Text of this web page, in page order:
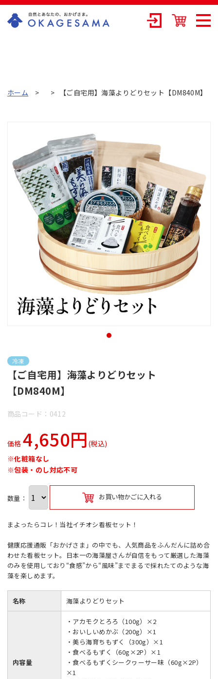
式会社の公式通
ホーム 【ご自宅用】海藻よりどりセット【DM840M】
冷凍
【ご自宅用】海藻よりどりセット
【DM840M】
商品コード：0412
価格4,650円 (税込)
※化粧箱なし
※包装・のし対応不可
数量： お買い物かごに入れる
まよったらコレ！当社イチオシ看板セット！
健康応援通販「おかげさま」の中でも、人気商品をふんだんに詰め合
わせた看板セット。日本一の海藻屋さんが自信をもって厳選した海藻
のみを使用しており“食感”から“風味”までまるで採れたてのような海
藻を楽しめます。
名称 海藻よりどりセット
内容量
・アカモクとろろ（100g）×2
・おいしいめかぶ（200g）×1
・美ら海育ちもずく（300g）×1
・食べるもずく（60g×2P）×1
・食べるもずくシークヮーサー味（60g×2P）
×1